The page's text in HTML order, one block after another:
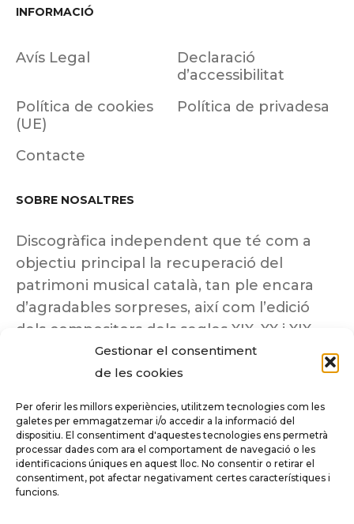
Gestionar el consentiment
de les cookies
Per oferir les millors experiències, utilitzem tecnologies com les
galetes per emmagatzemar i/o accedir a la informació del
dispositiu. El consentiment d'aquestes tecnologies ens permetrà
processar dades com ara el comportament de navegació o les
identificacions úniques en aquest lloc. No consentir o retirar el
consentiment, pot afectar negativament certes característiques i
funcions.
INFORMACIÓ
Avís Legal
Declaració
d’accessibilitat
Política de cookies
(UE)
Política de privadesa
Contacte
SOBRE NOSALTRES
Discogràfica independent que té com a
objectiu principal la recuperació del
patrimoni musical català, tan ple encara
d’agradables sorpreses, així com l’edició
dels compositors dels segles XIX, XX i XIX
insuficientment coneguts.
Tots els drets reservats a ©Columna
Música.